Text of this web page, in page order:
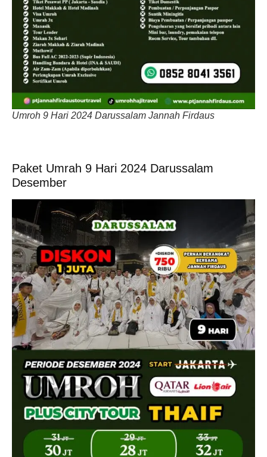
Umroh 9 Hari 2024 Darussalam Jannah Firdaus
Paket Umrah 9 Hari 2024 Darussalam
Desember